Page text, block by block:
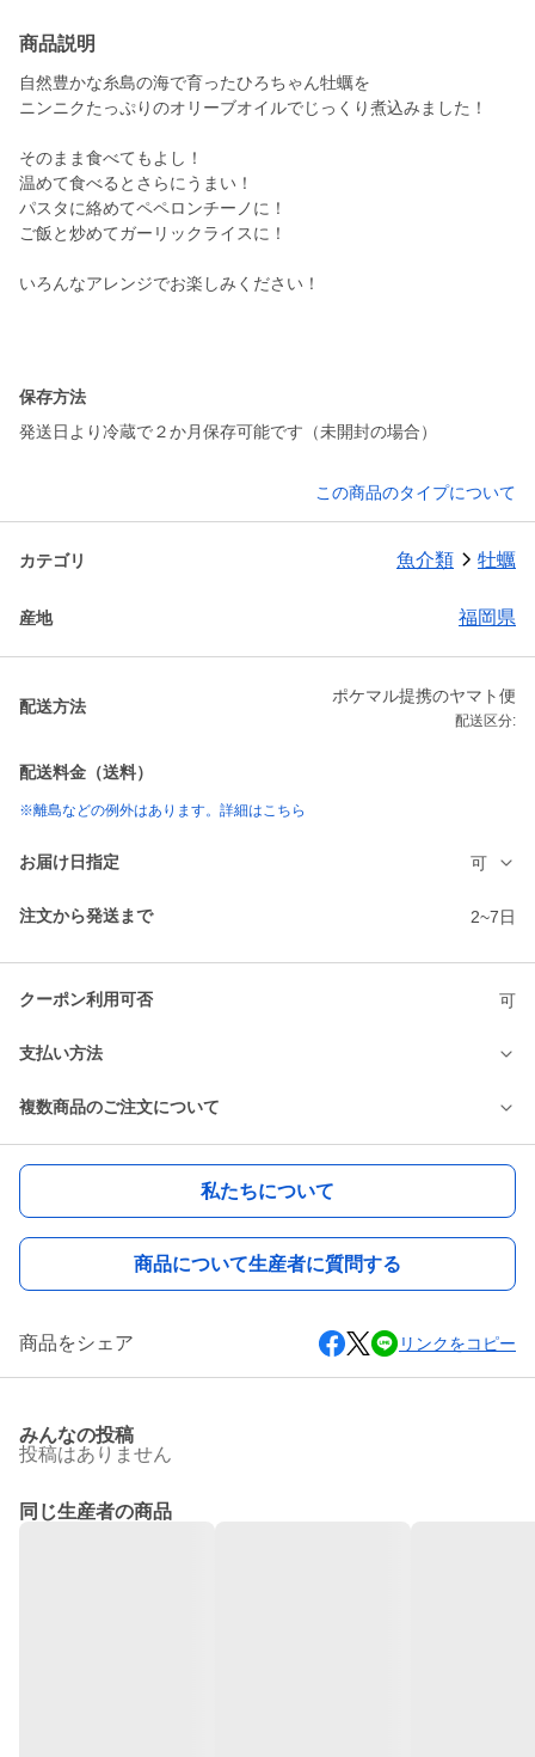
商品説明
自然豊かな糸島の海で育ったひろちゃん牡蠣を
ニンニクたっぷりのオリーブオイルでじっくり煮込みました！
そのまま食べてもよし！
温めて食べるとさらにうまい！
パスタに絡めてペペロンチーノに！
ご飯と炒めてガーリックライスに！
いろんなアレンジでお楽しみください！
保存方法
発送日より冷蔵で２か月保存可能です（未開封の場合）
この商品のタイプについて
カテゴリ 魚介類 牡蠣
産地 福岡県
配送方法
ポケマル提携のヤマト便
配送区分:
配送料金（送料）
※離島などの例外はあります。詳細はこちら
お届け日指定 可
注文から発送まで 2~7日
クーポン利用可否 可
支払い方法
複数商品のご注文について
私たちについて
商品について生産者に質問する
商品をシェア リンクをコピー
みんなの投稿
投稿はありません
同じ生産者の商品